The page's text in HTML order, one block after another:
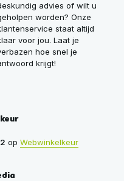
advies of wilt u
worden? Onze
staat altijd
voor jou. Laat je
hoe snel je
krijgt!
op Webwinkelkeur